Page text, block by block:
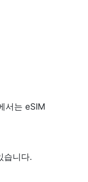
서는 eSIM
습니다.